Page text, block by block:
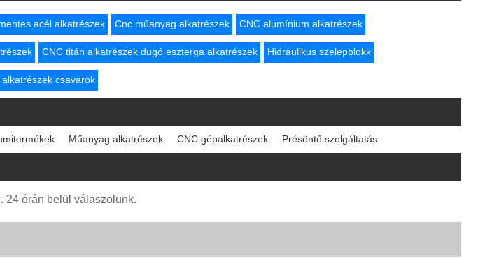
acél alkatrészek Cnc műanyag alkatrészek CNC alumínium alkatrészek
CNC titán alkatrészek dugó eszterga alkatrészek Hidraulikus szelepblokk
csavarok
Műanyag alkatrészek CNC gépalkatrészek Présöntő szolgáltatás
24 órán belül válaszolunk.